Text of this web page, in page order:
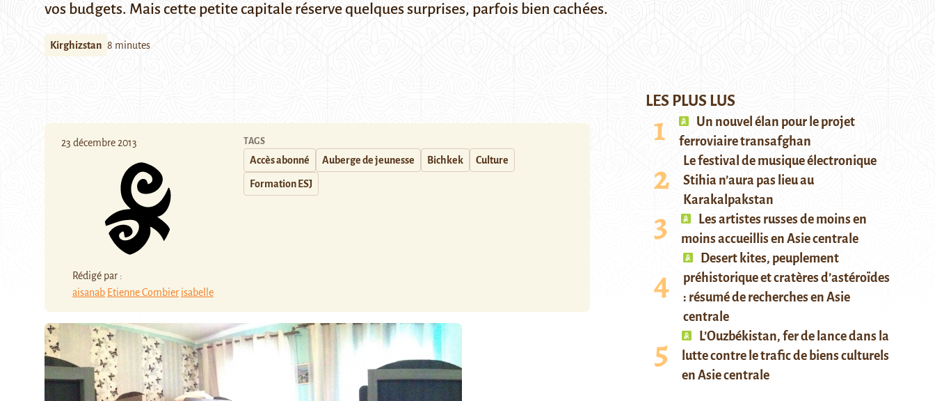
vos budgets. Mais cette petite capitale réserve quelques surprises, parfois bien cachées.
Kirghizstan 8 minutes
23 décembre 2013
Rédigé par :
aisanab Etienne Combier isabelle
TAGS
Accès abonné Auberge de jeunesse Bichkek Culture
Formation ESJ
LES PLUS LUS
Un nouvel élan pour le projet
ferroviaire transafghan
Le festival de musique électronique
Stihia n’aura pas lieu au
Karakalpakstan
Les artistes russes de moins en
moins accueillis en Asie centrale
Desert kites, peuplement
préhistorique et cratères d’astéroïdes
: résumé de recherches en Asie
centrale
L’Ouzbékistan, fer de lance dans la
lutte contre le trafic de biens culturels
en Asie centrale